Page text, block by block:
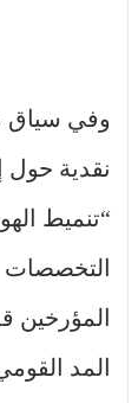
وفي سياق
نقدية حول
“تنميط
التخصصات
المؤرخين
المد